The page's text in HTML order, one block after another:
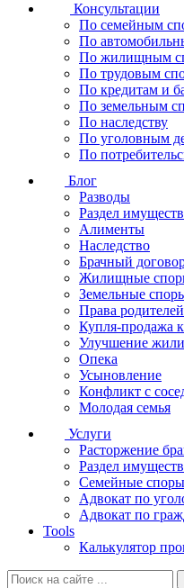
Консультации
По семейным
По
По жилищным
По трудовым
По кредитам и
По земельным
По наследству
По уголовным
По
Блог
Разводы
Раздел
Алименты
Наследство
Брачный
Жилищные
Земельные
Права родителей
Купля-продажа
Улучшение
Опека
Усыновление
Конфликт с
Молодая семья
Услуги
Расторжение
Раздел
Семейные споры
Адвокат по
Адвокат по
Tools
Калькулятор